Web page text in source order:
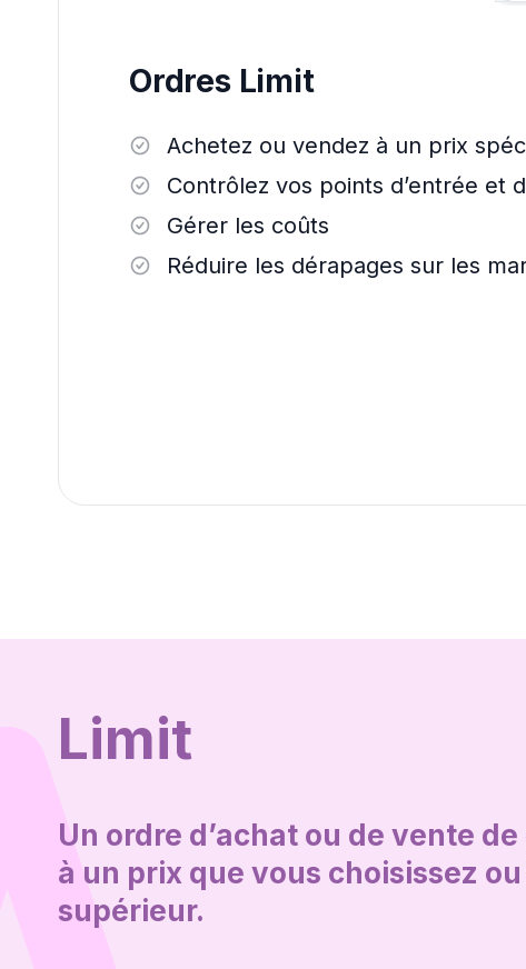
Ordres Limit
Achetez ou vendez à un prix
Contrôlez vos points d’entrée et
Gérer les coûts
Réduire les dérapages sur les
Limit
Un ordre d’achat ou de vente
à un prix que vous choisissez
supérieur.